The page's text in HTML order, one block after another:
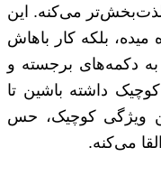
می‌کنه. این
میده، بلکه کار باهاش
دکمه‌های برجسته و
داشته باشین تا
ویژگی کوچیک، حس
می‌کنه.